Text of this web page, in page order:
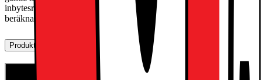
inbytesrabatt per köp. Slutgiltigt inbytesvärde på din gamla telefon
beräknas i butik.
Produktbeskrivning